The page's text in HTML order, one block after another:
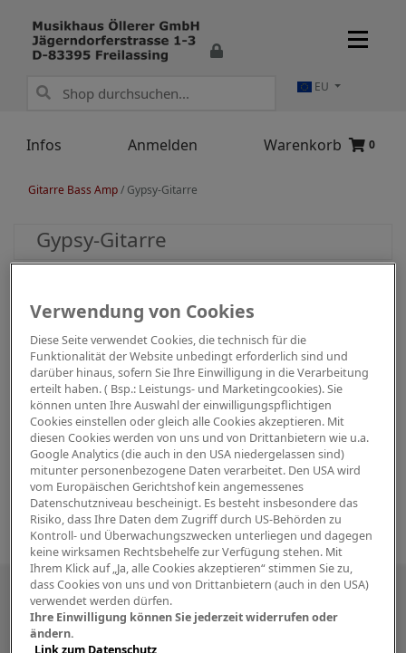
Infos Anmelden Warenkorb 0
EU
Gitarre Bass Amp/ Gypsy-Gitarre
Gypsy-Gitarre
Besuchen Sie uns auch in den sozialen
Medien
Verwendung von Cookies
Diese Seite verwendet Cookies, die technisch für die
Funktionalität der Website unbedingt erforderlich sind und
darüber hinaus, sofern Sie Ihre Einwilligung in die Verarbeitung
erteilt haben. ( Bsp.: Leistungs- und Marketingcookies). Sie
können unten Ihre Auswahl der einwilligungspflichtigen
Cookies einstellen oder gleich alle Cookies akzeptieren. Mit
diesen Cookies werden von uns und von Drittanbietern wie u.a.
Google Analytics (die auch in den USA niedergelassen sind)
mitunter personenbezogene Daten verarbeitet. Den USA wird
vom Europäischen Gerichtshof kein angemessenes
Datenschutzniveau bescheinigt. Es besteht insbesondere das
Risiko, dass Ihre Daten dem Zugriff durch US-Behörden zu
Kontroll- und Überwachungszwecken unterliegen und dagegen
keine wirksamen Rechtsbehelfe zur Verfügung stehen. Mit
Ihrem Klick auf „Ja, alle Cookies akzeptieren“ stimmen Sie zu,
dass Cookies von uns und von Drittanbietern (auch in den USA)
verwendet werden dürfen.
Ihre Einwilligung können Sie jederzeit widerrufen oder
ändern.